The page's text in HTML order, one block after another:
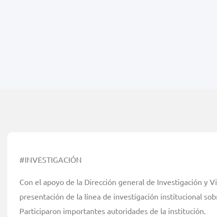
#INVESTIGACIÓN
Con el apoyo de la Dirección general de Investigación y
presentación de la línea de investigación institucional
Participaron importantes autoridades de la institución.